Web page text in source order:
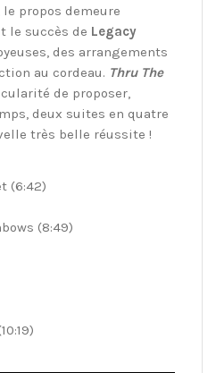
le propos demeure
le succès de Legacy
des arrangements
au cordeau. Thru The
de proposer,
deux suites en quatre
très belle réussite !
(6:42)
(8:49)